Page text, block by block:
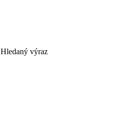
Hledaný výraz